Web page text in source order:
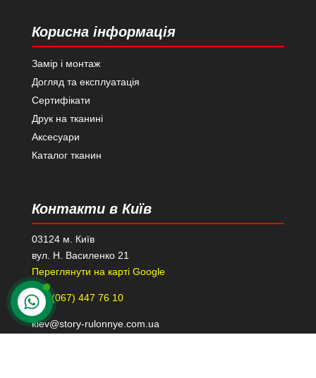
Корисна інформація
Замір і монтаж
Догляд та експлуатація
Сертифікати
Друк на тканині
Аксесуари
Каталог тканин
Контакти в Київ
03124 м. Київ
вул. Н. Василенко 21
Переглянути на карті Google
+38 (067) 447 76 10
kiev@story-rulonnye.com.ua